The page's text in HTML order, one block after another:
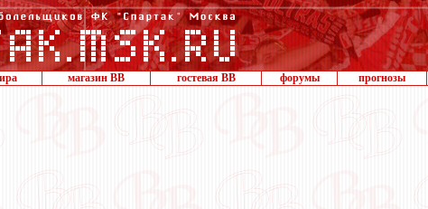
магазин ВВ гостевая ВВ форумы прогнозы